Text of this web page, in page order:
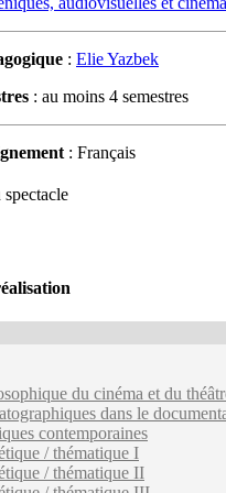
: Elie Yazbek
: au moins 4 semestres
: Français
du cinéma et du
dans le
contemporaines
/ thématique I
/ thématique II